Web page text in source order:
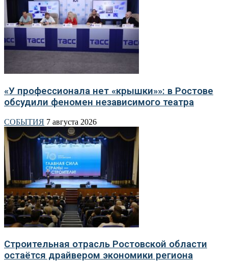
«У профессионала нет «крышки»»: в Ростове
обсудили феномен независимого театра
СОБЫТИЯ 7 августа 2026
Строительная отрасль Ростовской области
остаётся драйвером экономики региона